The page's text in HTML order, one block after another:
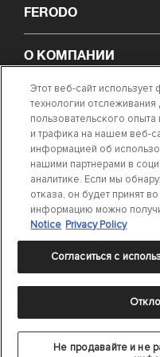
FERODO
О КОМПАНИИ
НОВОСТИ
ПОИСК ТРЕБУЕМОЙ
СВЯЖИТЕСЬ С
Положение о конфиденциальности
©2024 DRiV Automotive Inc. или
более странах.
ООО «Федерал-Могул ВиСиЭс»
Этот веб-сайт
технологии
пользовательского
и трафика на нашем веб-
информацией об
нашими партнерами в
аналитике. Если мы
отказа, он будет принят
информацию можно
Notice Privacy Policy
Не продавайте и не
Согласиться с